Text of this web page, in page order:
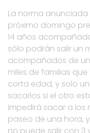
La norma
próximo domingo
14 años
sólo podrán salir un
acompañados de
miles de familias
corta edad, y solo
sacarlos si el otro
impedirá sacar a los
paseo de una hora,
no puede salir con 3